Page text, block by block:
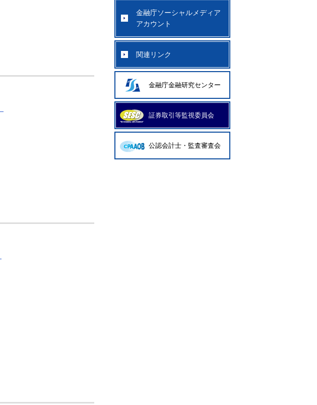
金融庁ソーシャルメディア
アカウント
関連リンク
金融庁金融研究センター
証券取引等監視委員会
公認会計士・監査審査会